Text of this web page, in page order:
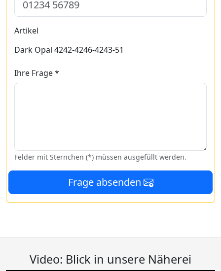
Artikel
Dark Opal 4242-4246-4243-51
Ihre Frage *
Felder mit Sternchen (*) müssen ausgefüllt werden.
Frage absenden
Video: Blick in unsere Näherei